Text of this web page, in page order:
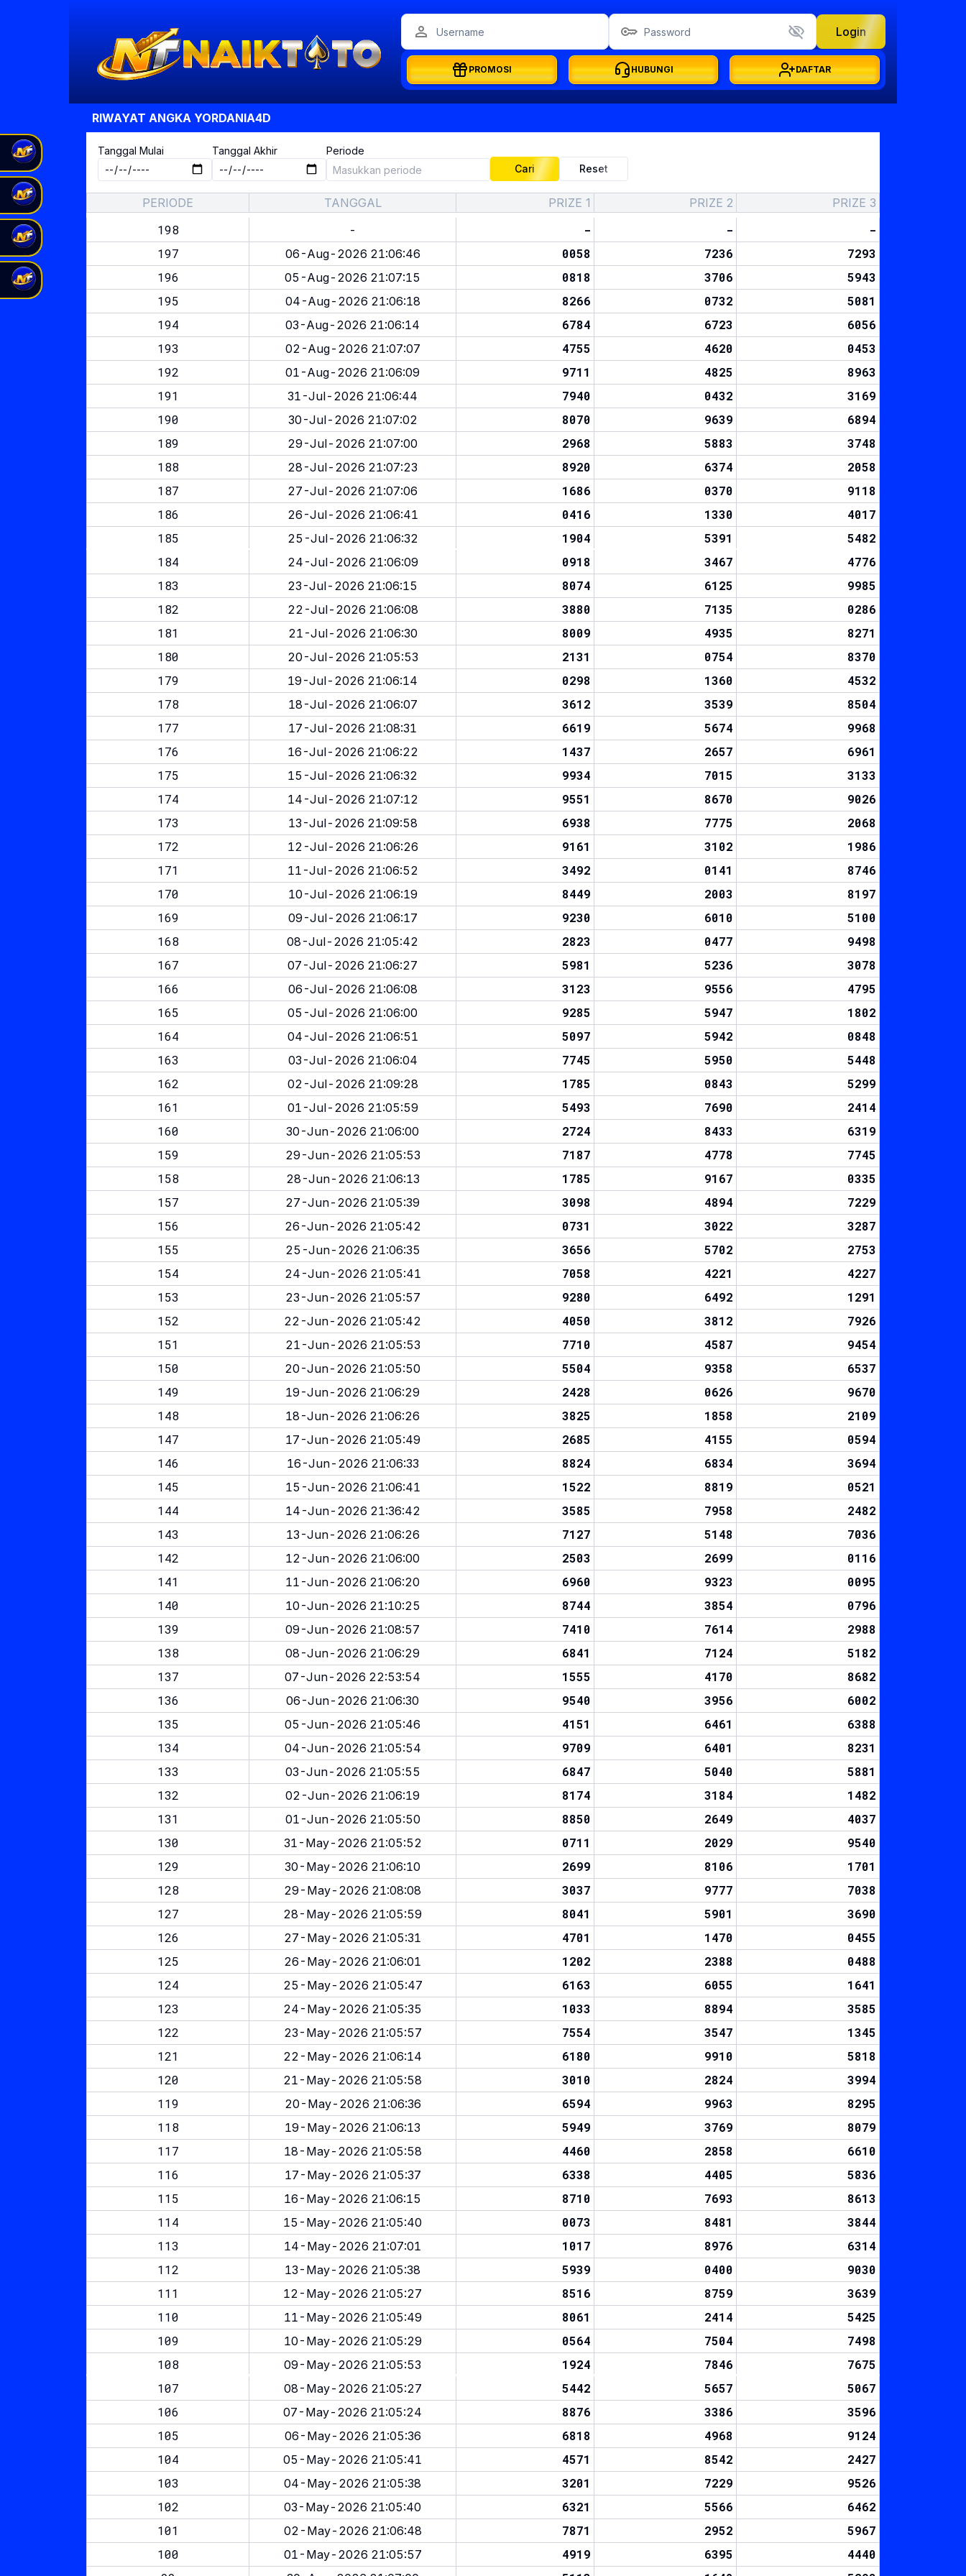
Login
PROMOSI HUBUNGI DAFTAR
RIWAYAT ANGKA YORDANIA4D
Tanggal Mulai Tanggal Akhir
Periode
Cari
Reset
PERIODE TANGGAL PRIZE 1 PRIZE 2 PRIZE 3
198 - - -
-
197
06-Aug-2026 21:06:46 0058 7236
7293
196
05-Aug-2026 21:07:15 0818 3706
5943
195
04-Aug-2026 21:06:18 8266 0732
5081
194
03-Aug-2026 21:06:14 6784 6723
6056
193
02-Aug-2026 21:07:07 4755 4620
0453
192
01-Aug-2026 21:06:09 9711 4825
8963
191
31-Jul-2026 21:06:44 7940 0432
3169
190
30-Jul-2026 21:07:02 8070 9639
6894
189
29-Jul-2026 21:07:00 2968 5883
3748
188
28-Jul-2026 21:07:23 8920 6374
2058
187
27-Jul-2026 21:07:06 1686 0370
9118
186
26-Jul-2026 21:06:41 0416 1330
4017
185
25-Jul-2026 21:06:32 1904 5391
5482
184
24-Jul-2026 21:06:09 0918 3467
4776
183
23-Jul-2026 21:06:15 8074 6125
9985
182
22-Jul-2026 21:06:08 3880 7135
0286
181
21-Jul-2026 21:06:30 8009 4935
8271
180
20-Jul-2026 21:05:53 2131 0754
8370
179
19-Jul-2026 21:06:14 0298 1360
4532
178
18-Jul-2026 21:06:07 3612 3539
8504
177
17-Jul-2026 21:08:31 6619 5674
9968
176
16-Jul-2026 21:06:22 1437 2657
6961
175
15-Jul-2026 21:06:32 9934 7015
3133
174
14-Jul-2026 21:07:12 9551 8670
9026
173
13-Jul-2026 21:09:58 6938 7775
2068
172
12-Jul-2026 21:06:26 9161 3102
1986
171
11-Jul-2026 21:06:52 3492 0141
8746
170
10-Jul-2026 21:06:19 8449 2003
8197
169
09-Jul-2026 21:06:17 9230 6010
5100
168
08-Jul-2026 21:05:42 2823 0477
9498
167
07-Jul-2026 21:06:27 5981 5236
3078
166
06-Jul-2026 21:06:08 3123 9556
4795
165
05-Jul-2026 21:06:00 9285 5947
1802
164
04-Jul-2026 21:06:51 5097 5942
0848
163
03-Jul-2026 21:06:04 7745 5950
5448
162
02-Jul-2026 21:09:28 1785 0843
5299
161
01-Jul-2026 21:05:59 5493 7690
2414
160
30-Jun-2026 21:06:00 2724 8433
6319
159
29-Jun-2026 21:05:53 7187 4778
7745
158
28-Jun-2026 21:06:13 1785 9167
0335
157
27-Jun-2026 21:05:39 3098 4894
7229
156
26-Jun-2026 21:05:42 0731 3022
3287
155
25-Jun-2026 21:06:35 3656 5702
2753
154
24-Jun-2026 21:05:41 7058 4221
4227
153
23-Jun-2026 21:05:57 9280 6492
1291
152
22-Jun-2026 21:05:42 4050 3812
7926
151
21-Jun-2026 21:05:53 7710 4587
9454
150
20-Jun-2026 21:05:50 5504 9358
6537
149
19-Jun-2026 21:06:29 2428 0626
9670
148
18-Jun-2026 21:06:26 3825 1858
2109
147
17-Jun-2026 21:05:49 2685 4155
0594
146
16-Jun-2026 21:06:33 8824 6834
3694
145
15-Jun-2026 21:06:41 1522 8819
0521
144
14-Jun-2026 21:36:42 3585 7958
2482
143
13-Jun-2026 21:06:26 7127 5148
7036
142
12-Jun-2026 21:06:00 2503 2699
0116
141
11-Jun-2026 21:06:20 6960 9323
0095
140
10-Jun-2026 21:10:25 8744 3854
0796
139
09-Jun-2026 21:08:57 7410 7614
2988
138
08-Jun-2026 21:06:29 6841 7124
5182
137
07-Jun-2026 22:53:54 1555 4170
8682
136
06-Jun-2026 21:06:30 9540 3956
6002
135
05-Jun-2026 21:05:46 4151 6461
6388
134
04-Jun-2026 21:05:54 9709 6401
8231
133
03-Jun-2026 21:05:55 6847 5040
5881
132
02-Jun-2026 21:06:19 8174 3184
1482
131
01-Jun-2026 21:05:50 8850 2649
4037
130
31-May-2026 21:05:52 0711 2029
9540
129
30-May-2026 21:06:10 2699 8106
1701
128
29-May-2026 21:08:08 3037 9777
7038
127
28-May-2026 21:05:59 8041 5901
3690
126
27-May-2026 21:05:31 4701 1470
0455
125
26-May-2026 21:06:01 1202 2388
0488
124
25-May-2026 21:05:47 6163 6055
1641
123
24-May-2026 21:05:35 1033 8894
3585
122
23-May-2026 21:05:57 7554 3547
1345
121
22-May-2026 21:06:14 6180 9910
5818
120
21-May-2026 21:05:58 3010 2824
3994
119
20-May-2026 21:06:36 6594 9963
8295
118
19-May-2026 21:06:13 5949 3769
8079
117
18-May-2026 21:05:58 4460 2858
6610
116
17-May-2026 21:05:37 6338 4405
5836
115
16-May-2026 21:06:15 8710 7693
8613
114
15-May-2026 21:05:40 0073 8481
3844
113
14-May-2026 21:07:01 1017 8976
6314
112
13-May-2026 21:05:38 5939 0400
9030
111
12-May-2026 21:05:27 8516 8759
3639
110
11-May-2026 21:05:49 8061 2414
5425
109
10-May-2026 21:05:29 0564 7504
7498
108
09-May-2026 21:05:53 1924 7846
7675
107
08-May-2026 21:05:27 5442 5657
5067
106
07-May-2026 21:05:24 8876 3386
3596
105
06-May-2026 21:05:36 6818 4968
9124
104
05-May-2026 21:05:41 4571 8542
2427
103
04-May-2026 21:05:38 3201 7229
9526
102
03-May-2026 21:05:40 6321 5566
6462
101
02-May-2026 21:06:48 7871 2952
5967
100
01-May-2026 21:05:57 4919 6395
4440